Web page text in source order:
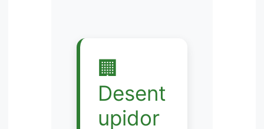
🏢
Desent
upidor